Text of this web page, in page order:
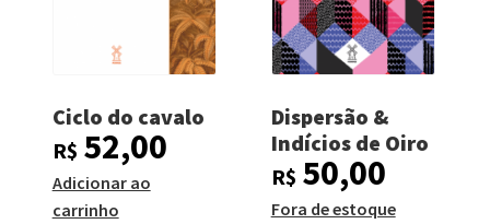
Ciclo do cavalo
R$ 52,00
Adicionar ao
carrinho
Dispersão &
Indícios de Oiro
R$ 50,00
Fora de estoque